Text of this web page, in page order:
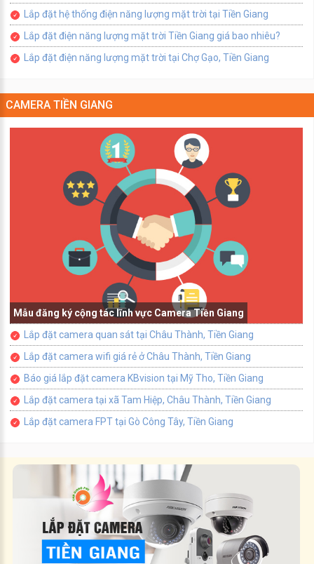
Lắp đặt hệ thống điện năng lượng mặt trời tại Tiền Giang
Lắp đặt điện năng lượng mặt trời Tiền Giang giá bao nhiêu?
Lắp đặt điện năng lượng mặt trời tại Chợ Gạo, Tiền Giang
CAMERA TIỀN GIANG
Mẫu đăng ký cộng tác lĩnh vực Camera Tiền Giang
Lắp đặt camera quan sát tại Châu Thành, Tiền Giang
Lắp đặt camera wifi giá rẻ ở Châu Thành, Tiền Giang
Báo giá lắp đặt camera KBvision tại Mỹ Tho, Tiền Giang
Lắp đặt camera tại xã Tam Hiệp, Châu Thành, Tiền Giang
Lắp đặt camera FPT tại Gò Công Tây, Tiền Giang